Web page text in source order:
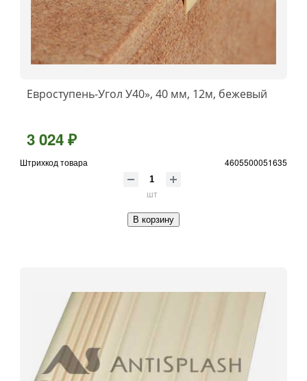
Евроступень-Угол У40», 40 мм, 12м, бежевый
3 024 ₽
Штрихкод товара 4605500051635
шт
В корзину